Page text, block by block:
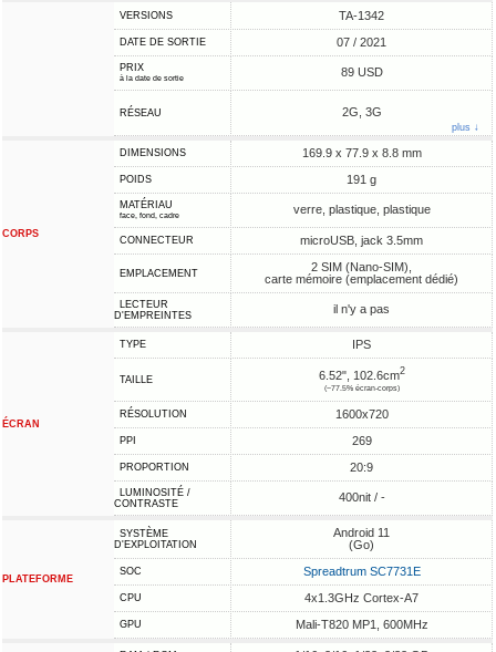
VERSIONS TA-1342
DATE DE SORTIE 07 / 2021
PRIX
à la date de sortie 89 USD
RÉSEAU 2G, 3G
plus ↓
CORPS
DIMENSIONS 169.9 x 77.9 x 8.8 mm
POIDS 191 g
MATÉRIAU
face, fond, cadre verre, plastique, plastique
CONNECTEUR microUSB, jack 3.5mm
EMPLACEMENT
2 SIM (Nano-SIM),
carte mémoire (emplacement dédié)
LECTEUR
D'EMPREINTES
il n'y a pas
ÉCRAN
TYPE IPS
TAILLE 6.52", 102.6cm2
(~77.5% écran-corps)
RÉSOLUTION 1600x720
PPI 269
PROPORTION 20:9
LUMINOSITÉ /
CONTRASTE
400nit / -
PLATEFORME
SYSTÈME
D'EXPLOITATION
Android 11
(Go)
SOC Spreadtrum SC7731E
CPU 4x1.3GHz Cortex-A7
GPU Mali-T820 MP1, 600MHz